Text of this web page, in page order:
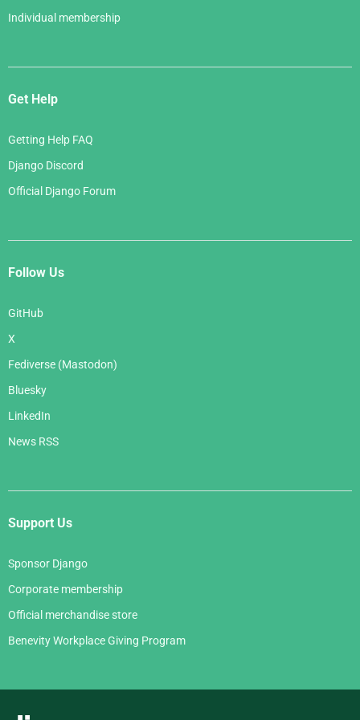
Individual membership
Get Help
Getting Help FAQ
Django Discord
Official Django Forum
Follow Us
GitHub
X
Fediverse (Mastodon)
Bluesky
LinkedIn
News RSS
Support Us
Sponsor Django
Corporate membership
Official merchandise store
Benevity Workplace Giving Program